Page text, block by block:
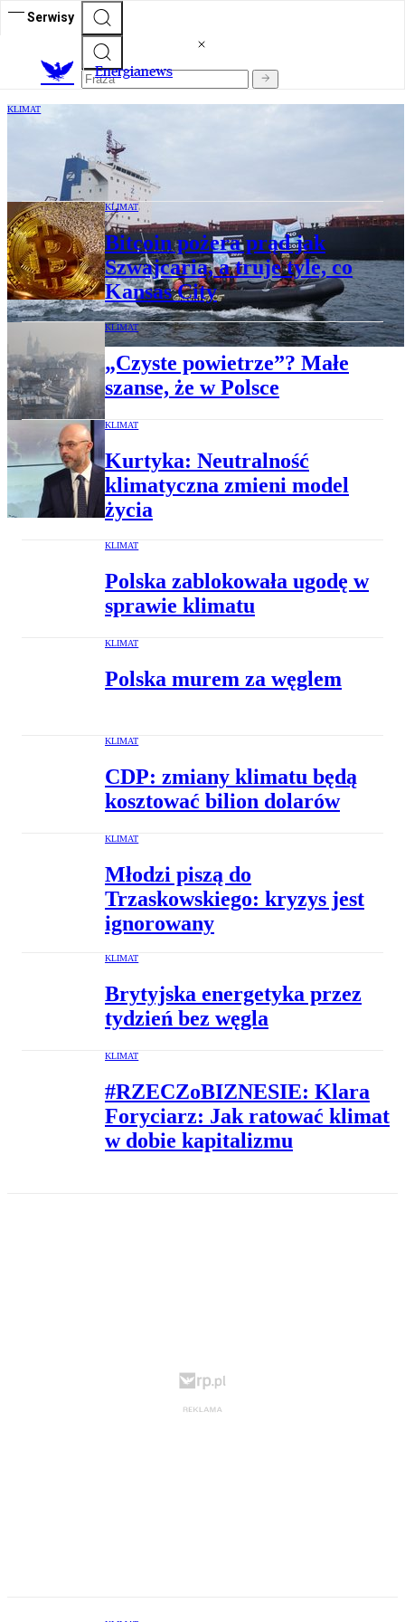
Serwisy
Energianews
KLIMAT
Aktywiści Greenpeace zatrzymani po
blokadzie statku z węglem
KLIMAT
Bitcoin pożera prąd jak
Szwajcaria, a truje tyle, co
Kansas City
KLIMAT
„Czyste powietrze”? Małe
szanse, że w Polsce
KLIMAT
Kurtyka: Neutralność
klimatyczna zmieni model
życia
KLIMAT
Polska zablokowała ugodę w
sprawie klimatu
KLIMAT
Polska murem za węglem
KLIMAT
CDP: zmiany klimatu będą
kosztować bilion dolarów
KLIMAT
Młodzi piszą do
Trzaskowskiego: kryzys jest
ignorowany
KLIMAT
Brytyjska energetyka przez
tydzień bez węgla
KLIMAT
#RZECZoBIZNESIE: Klara
Foryciarz: Jak ratować klimat
w dobie kapitalizmu